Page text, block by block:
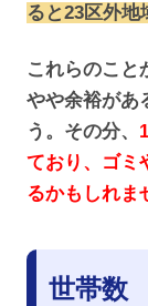
ると23区外地
これらのこと
やや余裕があ
う。その分、
ており、ゴミ
るかもしれま
世帯数